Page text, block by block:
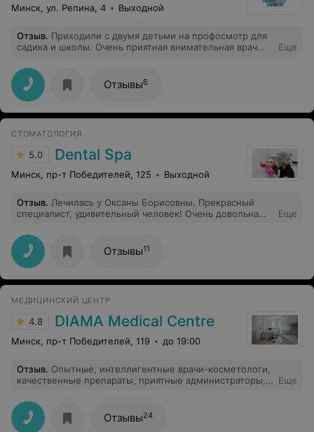
выбрали)) а ВАШ совет "крикнуть надо на ребенка"
вообще выше всех слов))
Минск, ул. Репина, 4 Выходной
Отзыв. Приходили с двумя детьми на профосмотр для
садика и школы. Очень приятная внимательная врач
итоге сыну полечили 3 зубика и поставили "вкусные"
пломбы. От души рекомендуем.
Еще
Отзывы6
СТОМАТОЛОГИЯ
5.0 Dental Spa
Минск, пр-т Победителей, 125 Выходной
Отзыв. Лечилась у Оксаны Борисовны. Прекрасный
специалист, удивительный человек! Очень довольна
Рекомендую всем!!!!
Еще
Отзывы11
МЕДИЦИНСКИЙ ЦЕНТР
4.8 DIAMA Medical Centre
Минск, пр-т Победителей, 119 до 19:00
Отзыв. Опытные, интеллигентные врачи-косметологи,
качественные препараты, приятные администраторы,
Еще
Отзывы24